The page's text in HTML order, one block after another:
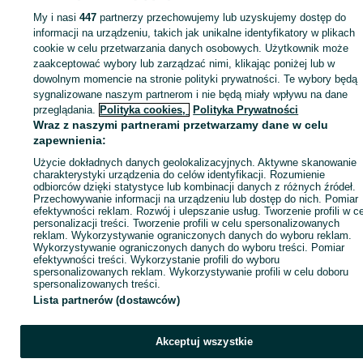
Strona główna Rolnictwo Opony rolnicze Opony rolnicze - Śląskie
Opony
rolnicze - Wojkowice
KATEGORIA
Zadzwoń / SMS Wyślij wiadomość
My i nasi447 partnerzy przechowujemy lub uzyskujemy dostęp do
informacji na urządzeniu, takich jak unikalne identyfikatory w plikach
cookie w celu przetwarzania danych osobowych. Użytkownik może
zaakceptować wybory lub zarządzać nimi, klikając poniżej lub w
dowolnym momencie na stronie polityki prywatności. Te wybory będą
sygnalizowane naszym partnerom i nie będą miały wpływu na dane
przeglądania. Polityka cookies, Polityka Prywatności
Wraz z naszymi partnerami przetwarzamy dane w celu
zapewnienia:
Użycie dokładnych danych geolokalizacyjnych. Aktywne skanowanie
charakterystyki urządzenia do celów identyfikacji. Rozumienie
odbiorców dzięki statystyce lub kombinacji danych z różnych źródeł.
Przechowywanie informacji na urządzeniu lub dostęp do nich. Pomiar
efektywności reklam. Rozwój i ulepszanie usług. Tworzenie profili w
personalizacji treści. Tworzenie profili w celu spersonalizowanych
reklam. Wykorzystywanie ograniczonych danych do wyboru reklam.
Wykorzystywanie ograniczonych danych do wyboru treści. Pomiar
efektywności treści. Wykorzystanie profili do wyboru
spersonalizowanych reklam. Wykorzystywanie profili w celu doboru
spersonalizowanych treści.
Lista partnerów (dostawców)
Akceptuj wszystkie